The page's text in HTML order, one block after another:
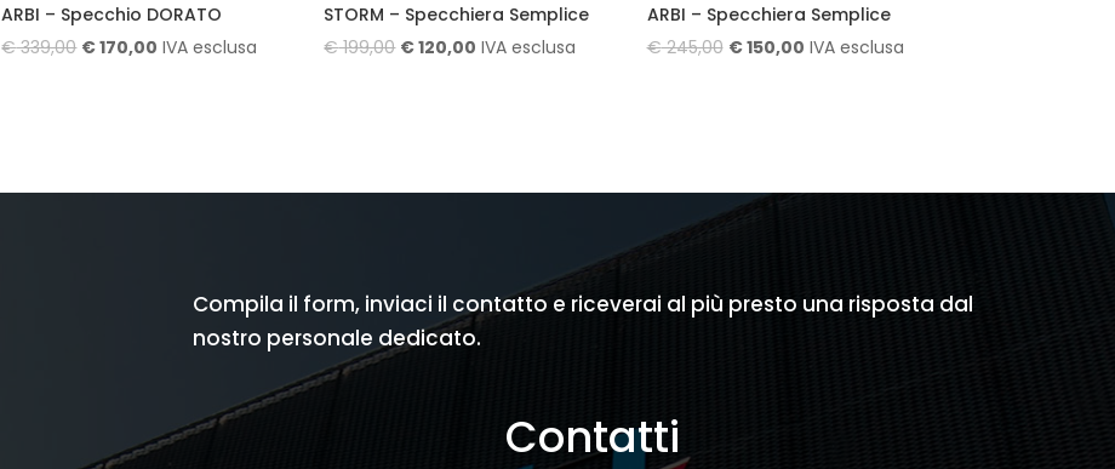
ARBI – Specchio DORATO
€339,00 Il
€170,00 IlIVA esclusa
STORM – Specchiera Semplice
€199,00 Il
€120,00 IlIVA esclusa
ARBI – Specchiera Semplice
€245,00 Il€150,00IlIVA esclusa
Compila il form, inviaci il contatto e riceverai al più presto una risposta dal
nostro personale dedicato.
Contatti